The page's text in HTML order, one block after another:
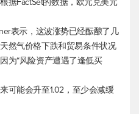
据FactSet的数据， 欧元兑美元
表示，这波涨势已经酝酿了几
然气价格下跌和贸易条件状况
为“风险资产遭遇了逢低买
可能会升至1.02，至少会减缓